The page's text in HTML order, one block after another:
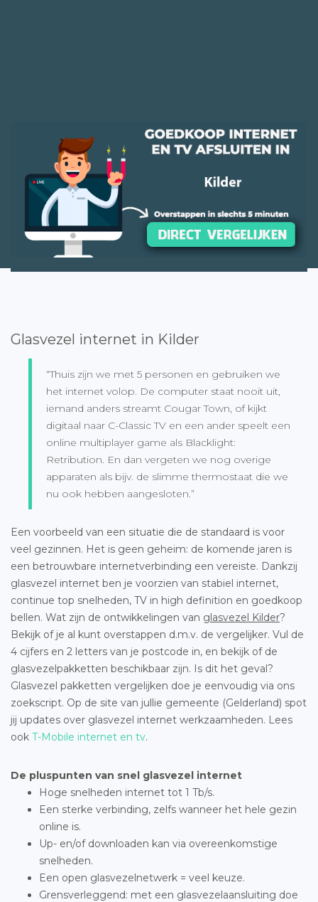
Glasvezel internet in Kilder
“Thuis zijn we met 5 personen en gebruiken we
het internet volop. De computer staat nooit uit,
iemand anders streamt Cougar Town, of kijkt
digitaal naar C-Classic TV en een ander speelt een
online multiplayer game als Blacklight:
Retribution. En dan vergeten we nog overige
apparaten als bijv. de slimme thermostaat die we
nu ook hebben aangesloten.”
Een voorbeeld van een situatie die de standaard is voor
veel gezinnen. Het is geen geheim: de komende jaren is
een betrouwbare internetverbinding een vereiste. Dankzij
glasvezel internet ben je voorzien van stabiel internet,
continue top snelheden, TV in high definition en goedkoop
bellen. Wat zijn de ontwikkelingen van glasvezel Kilder?
Bekijk of je al kunt overstappen d.m.v. de vergelijker. Vul de
4 cijfers en 2 letters van je postcode in, en bekijk of de
glasvezelpakketten beschikbaar zijn. Is dit het geval?
Glasvezel pakketten vergelijken doe je eenvoudig via ons
zoekscript. Op de site van jullie gemeente (Gelderland) spot
jij updates over glasvezel internet werkzaamheden. Lees
ook T-Mobile internet en tv.
De pluspunten van snel glasvezel internet
Hoge snelheden internet tot 1 Tb/s.
Een sterke verbinding, zelfs wanneer het hele gezin
online is.
Up- en/of downloaden kan via overeenkomstige
snelheden.
Een open glasvezelnetwerk = veel keuze.
Grensverleggend: met een glasvezelaansluiting doe